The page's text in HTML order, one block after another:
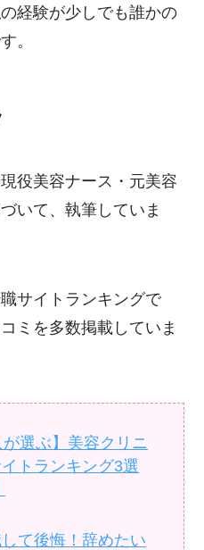
経験が少しでも誰かの
。
役美容ナース・元美容
いて、執筆していま
サイトランキングで
ミを多数掲載していま
が選ぶ】美容クリニ
トランキング3選
て後悔！辞めたい